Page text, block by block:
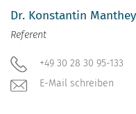
Dr. Konstantin Manthey
Referent
+49 30 28 30 95-133
E-Mail schreiben